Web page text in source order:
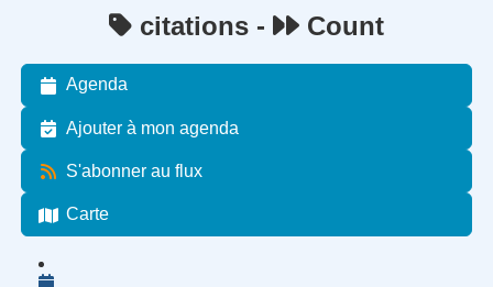
citations - Count
Agenda
Ajouter à mon agenda
S'abonner au flux
Carte